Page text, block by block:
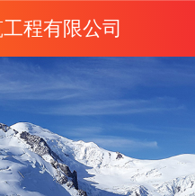
程有限公司